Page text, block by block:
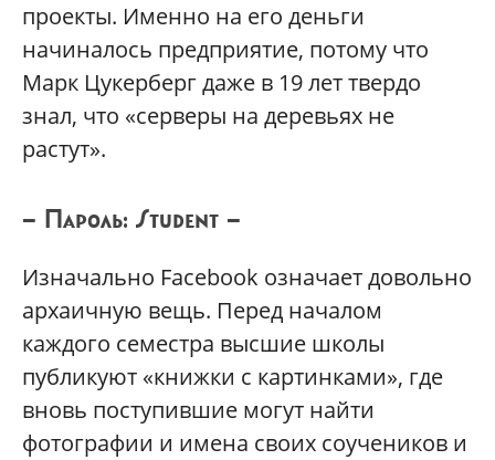
проекты. Именно на его деньги
начиналось предприятие, потому что
Марк Цукерберг даже в 19 лет твердо
знал, что «серверы на деревьях не
растут».
— Пароль: Student —
Изначально Facebook означает довольно
архаичную вещь. Перед началом
каждого семестра высшие школы
публикуют «книжки с картинками», где
вновь поступившие могут найти
фотографии и имена своих соучеников и